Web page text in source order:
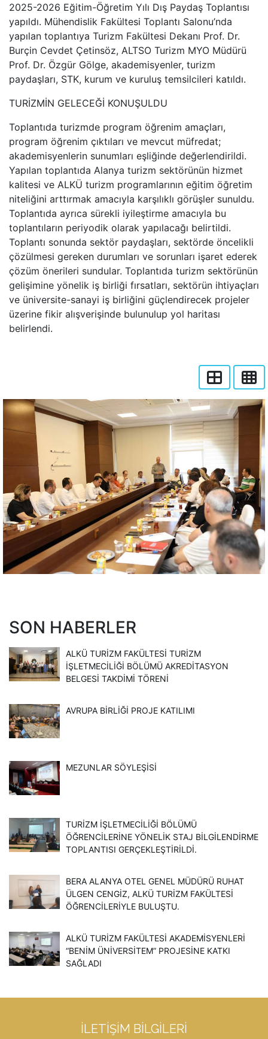
2025-2026 Eğitim-Öğretim Yılı Dış Paydaş Toplantısı
yapıldı. Mühendislik Fakültesi Toplantı Salonu’nda
yapılan toplantıya Turizm Fakültesi Dekanı Prof. Dr.
Burçin Cevdet Çetinsöz, ALTSO Turizm MYO Müdürü
Prof. Dr. Özgür Gölge, akademisyenler, turizm
paydaşları, STK, kurum ve kuruluş temsilcileri katıldı.
TURİZMİN GELECEĞİ KONUŞULDU
Toplantıda turizmde program öğrenim amaçları,
program öğrenim çıktıları ve mevcut müfredat;
akademisyenlerin sunumları eşliğinde değerlendirildi.
Yapılan toplantıda Alanya turizm sektörünün hizmet
kalitesi ve ALKÜ turizm programlarının eğitim öğretim
niteliğini arttırmak amacıyla karşılıklı görüşler sunuldu.
Toplantıda ayrıca sürekli iyileştirme amacıyla bu
toplantıların periyodik olarak yapılacağı belirtildi.
Toplantı sonunda sektör paydaşları, sektörde öncelikli
çözülmesi gereken durumları ve sorunları işaret ederek
çözüm önerileri sundular. Toplantıda turizm sektörünün
gelişimine yönelik iş birliği fırsatları, sektörün ihtiyaçları
ve üniversite-sanayi iş birliğini güçlendirecek projeler
üzerine fikir alışverişinde bulunulup yol haritası
belirlendi.
SON HABERLER
ALKÜ TURİZM FAKÜLTESİ TURİZM
İŞLETMECİLİĞİ BÖLÜMÜ AKREDİTASYON
BELGESİ TAKDİMİ TÖRENİ
AVRUPA BIRLIĞI PROJE KATILIMI
MEZUNLAR SÖYLEŞISI
TURIZM İŞLETMECILIĞI BÖLÜMÜ
ÖĞRENCILERINE YÖNELIK STAJ BILGILENDIRME
TOPLANTISI GERÇEKLEŞTIRILDI.
BERA ALANYA OTEL GENEL MÜDÜRÜ RUHAT
ÜLGEN CENGIZ, ALKÜ TURIZM FAKÜLTESI
ÖĞRENCILERIYLE BULUŞTU.
ALKÜ TURIZM FAKÜLTESI AKADEMISYENLERI
“BENIM ÜNIVERSITEM” PROJESINE KATKI
SAĞLADI
İLETIŞIM BILGILERI